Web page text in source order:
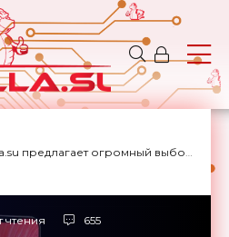
Интернет портал Mobzilla.su предлагает огромный выбор новостей с доставкой на дом.
чтения 655